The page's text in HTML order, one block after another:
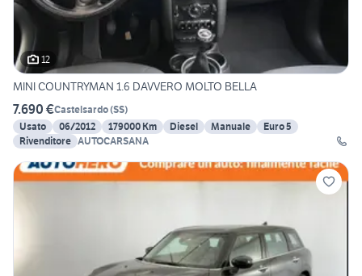
12
MINI COUNTRYMAN 1.6 DAVVERO MOLTO BELLA
7.690 €Castelsardo(SS)
Usato
06/2012 179000 Km Diesel Manuale
Euro 5
Rivenditore AUTOCARSANA